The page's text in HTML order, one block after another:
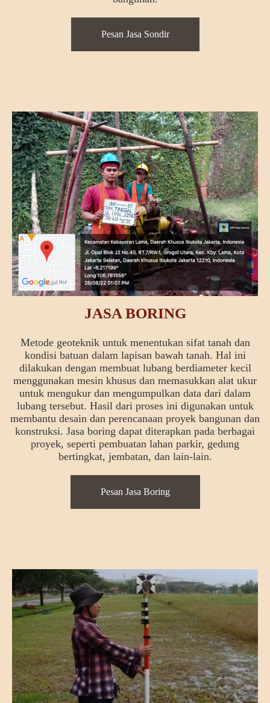
Pesan Jasa Sondir
JASA BORING
Metode geoteknik untuk menentukan sifat tanah dan
kondisi batuan dalam lapisan bawah tanah. Hal ini
dilakukan dengan membuat lubang berdiameter kecil
menggunakan mesin khusus dan memasukkan alat ukur
untuk mengukur dan mengumpulkan data dari dalam
lubang tersebut. Hasil dari proses ini digunakan untuk
membantu desain dan perencanaan proyek bangunan dan
konstruksi. Jasa boring dapat diterapkan pada berbagai
proyek, seperti pembuatan lahan parkir, gedung
bertingkat, jembatan, dan lain-lain.
Pesan Jasa Boring